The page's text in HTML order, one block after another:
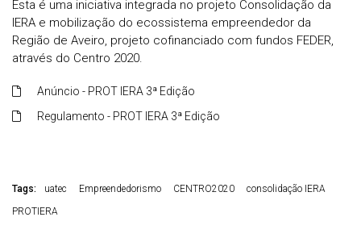
Esta é uma iniciativa integrada no projeto Consolidação da
IERA e mobilização do ecossistema empreendedor da
Região de Aveiro, projeto cofinanciado com fundos FEDER,
através do Centro 2020.
Anúncio - PROT IERA 3ª Edição
Regulamento - PROT IERA 3ª Edição
Tags: uatec Empreendedorismo CENTRO2020
consolidação IERA
PROTIERA